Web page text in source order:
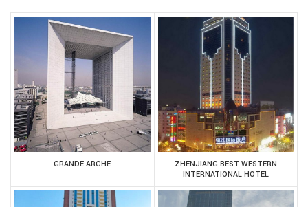
GRANDE ARCHE
ZHENJIANG BEST WESTERN
INTERNATIONAL HOTEL